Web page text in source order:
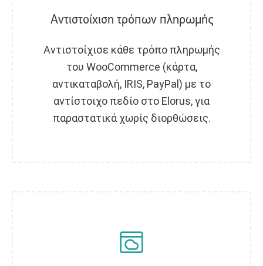
Αντιστοίχιση τρόπων πληρωμής
Αντιστοίχισε κάθε τρόπο πληρωμής
του WooCommerce (κάρτα,
αντικαταβολή, IRIS, PayPal) με το
αντίστοιχο πεδίο στο Elorus, για
παραστατικά χωρίς διορθώσεις.